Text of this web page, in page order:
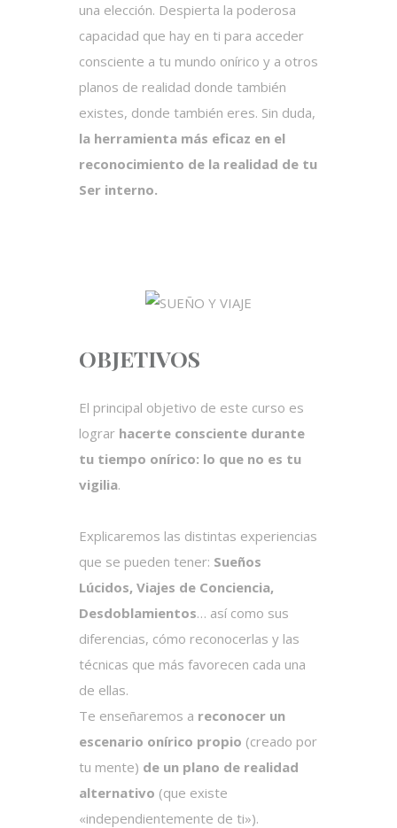
una elección. Despierta la poderosa
capacidad que hay en ti para acceder
consciente a tu mundo onírico y a otros
planos de realidad donde también
existes, donde también eres. Sin duda,
la herramienta más eficaz en el
reconocimiento de la realidad de tu
Ser interno.
OBJETIVOS
El principal objetivo de este curso es
lograr hacerte consciente durante
tu tiempo onírico: lo que no es tu
vigilia.
Explicaremos las distintas experiencias
que se pueden tener: Sueños
Lúcidos, Viajes de Conciencia,
Desdoblamientos… así como sus
diferencias, cómo reconocerlas y las
técnicas que más favorecen cada una
de ellas.
Te enseñaremos a reconocer un
escenario onírico propio (creado por
tu mente) de un plano de realidad
alternativo (que existe
«independientemente de ti»).